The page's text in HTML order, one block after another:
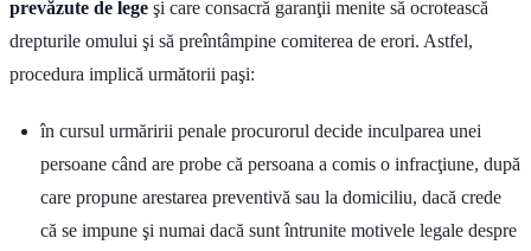
prevăzute de lege şi care consacră garanţii menite să ocrotească
drepturile omului şi să preîntâmpine comiterea de erori. Astfel,
procedura implică următorii paşi:
în cursul urmăririi penale procurorul decide inculparea unei
persoane când are probe că persoana a comis o infracţiune, după
care propune arestarea preventivă sau la domiciliu, dacă crede
că se impune şi numai dacă sunt întrunite motivele legale despre